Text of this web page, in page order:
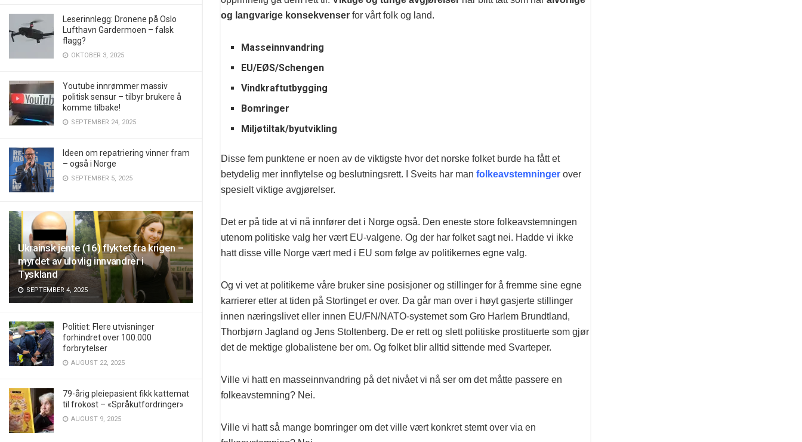
Leserinnlegg: Dronene på Oslo
Lufthavn Gardermoen – falsk
flagg?
OKTOBER 3, 2025
Youtube innrømmer massiv
politisk sensur – tilbyr brukere å
komme tilbake!
SEPTEMBER 24, 2025
Ideen om repatriering vinner fram
– også i Norge
SEPTEMBER 5, 2025
Ukrainsk jente (16) flyktet fra krigen –
myrdet av ulovlig innvandrer i
Tyskland
SEPTEMBER 4, 2025
Politiet: Flere utvisninger
forhindret over 100.000
forbrytelser
AUGUST 22, 2025
79-årig pleiepasient fikk kattemat
til frokost – «Språkutfordringer»
AUGUST 9, 2025
og langvarige konsekvenser for vårt folk og land.
Masseinnvandring
EU/EØS/Schengen
Vindkraftutbygging
Bomringer
Miljøtiltak/byutvikling
Disse fem punktene er noen av de viktigste hvor det norske folket burde ha fått et
betydelig mer innflytelse og beslutningsrett. I Sveits har man folkeavstemninger over
spesielt viktige avgjørelser.
Det er på tide at vi nå innfører det i Norge også. Den eneste store folkeavstemningen
utenom politiske valg her vært EU-valgene. Og der har folket sagt nei. Hadde vi ikke
hatt disse ville Norge vært med i EU som følge av politikernes egne valg.
Og vi vet at politikerne våre bruker sine posisjoner og stillinger for å fremme sine egne
karrierer etter at tiden på Stortinget er over. Da går man over i høyt gasjerte stillinger
innen næringslivet eller innen EU/FN/NATO-systemet som Gro Harlem Brundtland,
Thorbjørn Jagland og Jens Stoltenberg. De er rett og slett politiske prostituerte som gjør
det de mektige globalistene ber om. Og folket blir alltid sittende med Svarteper.
Ville vi hatt en masseinnvandring på det nivået vi nå ser om det måtte passere en
folkeavstemning? Nei.
Ville vi hatt så mange bomringer om det ville vært konkret stemt over via en